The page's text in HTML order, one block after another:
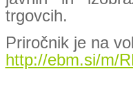
trgovcih.
Priročnik je na
http://ebm.si/m/